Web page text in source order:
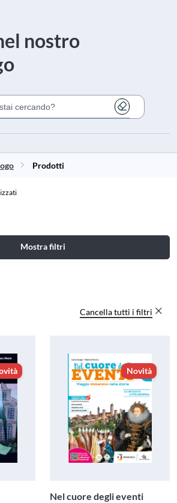
nostro
Cancella
Prodotti
Mostra filtri
Cancella tutti i filtri
Novità
Nel cuore degli eventi